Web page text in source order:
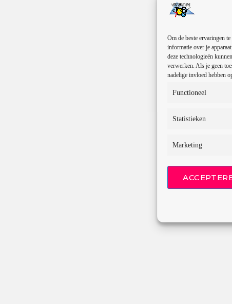
Om de beste ervaringen
informatie over je
deze technologieën
verwerken. Als je geen
nadelige invloed hebben
Functioneel
Statistieken
Marketing